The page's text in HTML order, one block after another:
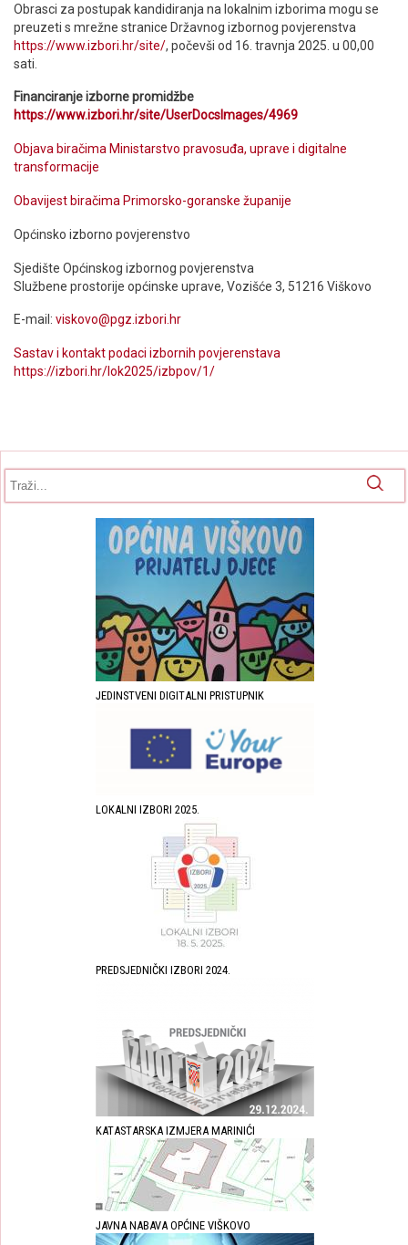
Obrasci za postupak kandidiranja na lokalnim izborima mogu se
preuzeti s mrežne stranice Državnog izbornog povjerenstva
https://www.izbori.hr/site/, počevši od 16. travnja 2025. u 00,00
sati.
Financiranje izborne promidžbe
https://www.izbori.hr/site/UserDocsImages/4969
Objava biračima Ministarstvo pravosuđa, uprave i digitalne
transformacije
Obavijest biračima Primorsko-goranske županije
Općinsko izborno povjerenstvo
Sjedište Općinskog izbornog povjerenstva
Službene prostorije općinske uprave, Vozišće 3, 51216 Viškovo
E-mail: viskovo@pgz.izbori.hr
Sastav i kontakt podaci izbornih povjerenstava
https://izbori.hr/lok2025/izbpov/1/
JEDINSTVENI DIGITALNI PRISTUPNIK
LOKALNI IZBORI 2025.
PREDSJEDNIČKI IZBORI 2024.
KATASTARSKA IZMJERA MARINIĆI
JAVNA NABAVA OPĆINE VIŠKOVO